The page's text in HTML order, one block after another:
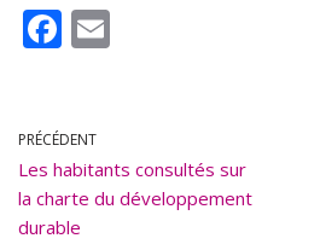
F
b
o
o
PRÉCÉDENT
Les habitants consultés sur
la charte du développement
durable